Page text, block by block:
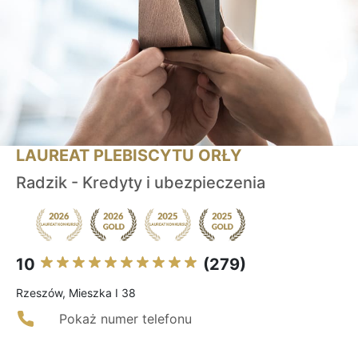
LAUREAT PLEBISCYTU ORŁY
Radzik - Kredyty i ubezpieczenia
10 (279)
Rzeszów, Mieszka I 38
Pokaż numer telefonu